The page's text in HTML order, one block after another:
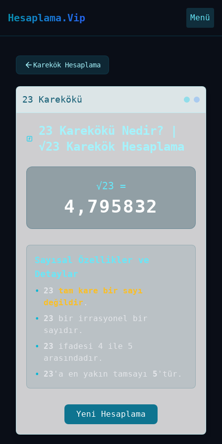
Hesaplama.Vip Menü
Karekök Hesaplama
23 Karekökü
23 Karekökü Nedir? |
√23 Karekök Hesaplama
√23 =
4,795832
Sayısal Özellikler ve
Detaylar
• 23
tam kare bir sayı
değildir .
•
23 bir
irrasyonel bir
sayıdır .
•
23
ifadesi 4 ile 5
arasındadır.
•
23 'a en yakın tamsayı 5 'tür.
Yeni Hesaplama